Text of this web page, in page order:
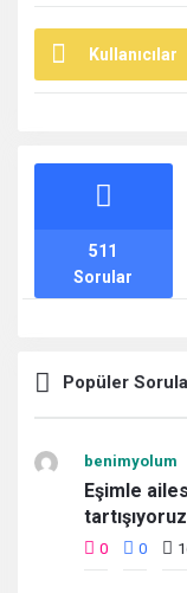
Kullanıcılar
İstatistikler
Sorular
511
Popüler
benimyolum
Eşimle
0 0